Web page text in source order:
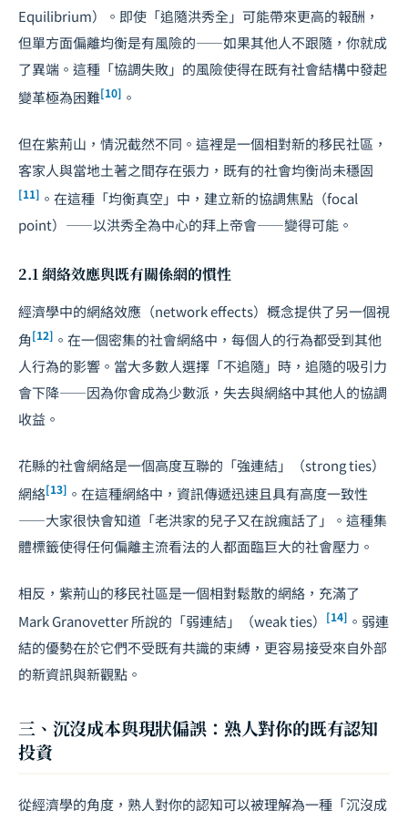
Equilibrium）。即使「追隨洪秀全」可能帶來更高的報酬，
但單方面偏離均衡是有風險的——如果其他人不跟隨，你就成
了異端。這種「協調失敗」的風險使得在既有社會結構中發起
變革極為困難[10] 。
但在紫荊山，情況截然不同。這裡是一個相對新的移民社區，
客家人與當地土著之間存在張力，既有的社會均衡尚未穩固
[11] 。在這種「均衡真空」中，建立新的協調焦點（focal
point）——以洪秀全為中心的拜上帝會——變得可能。
2.1 網絡效應與既有關係網的慣性
經濟學中的網絡效應（network effects）概念提供了另一個視
角[12] 。在一個密集的社會網絡中，每個人的行為都受到其他
人行為的影響。當大多數人選擇「不追隨」時，追隨的吸引力
會下降——因為你會成為少數派，失去與網絡中其他人的協調
收益。
花縣的社會網絡是一個高度互聯的「強連結」（strong ties）
網絡[13] 。在這種網絡中，資訊傳遞迅速且具有高度一致性
——大家很快會知道「老洪家的兒子又在說瘋話了」。這種集
體標籤使得任何偏離主流看法的人都面臨巨大的社會壓力。
相反，紫荊山的移民社區是一個相對鬆散的網絡，充滿了
Mark Granovetter 所說的「弱連結」（weak ties）
[14] 。弱連
結的優勢在於它們不受既有共識的束縛，更容易接受來自外部
的新資訊與新觀點。
三、沉沒成本與現狀偏誤：熟人對你的既有認知
投資
從經濟學的角度，熟人對你的認知可以被理解為一種「沉沒成